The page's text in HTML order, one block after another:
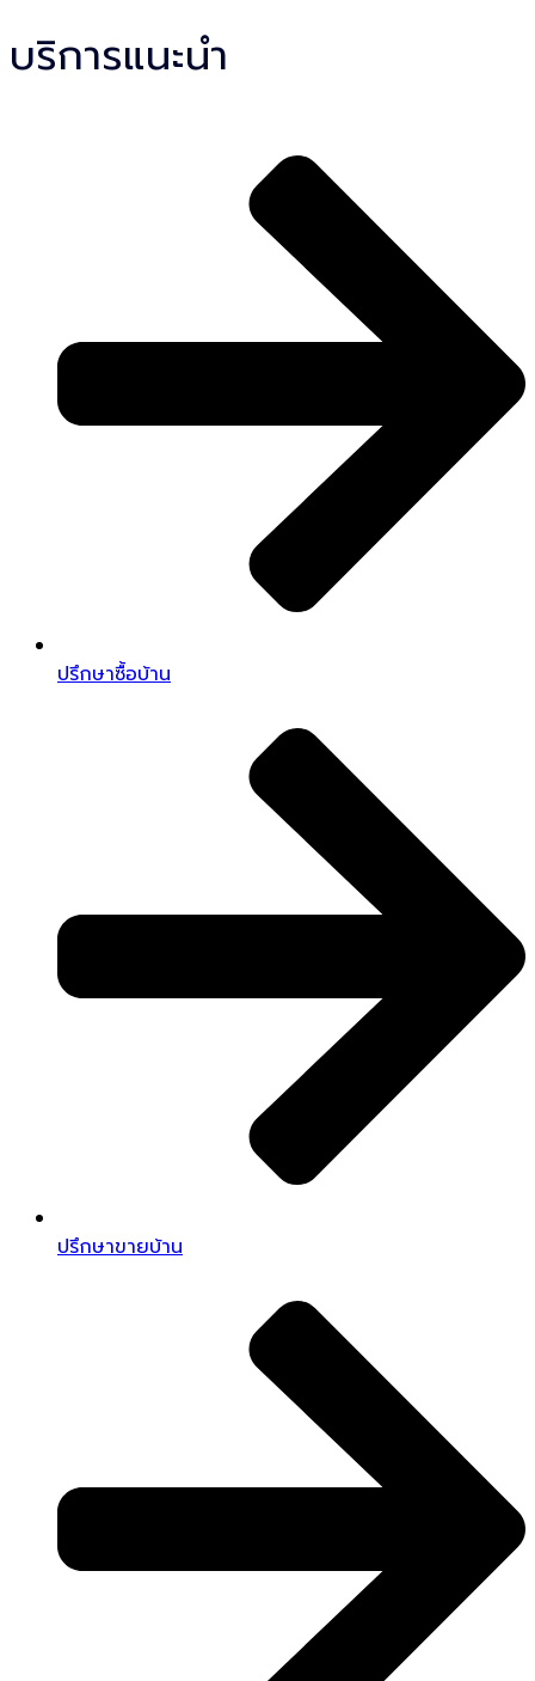
บริการแนะนำ
ปรึกษาซื้อบ้าน
ปรึกษาขายบ้าน